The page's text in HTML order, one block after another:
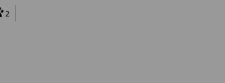
2